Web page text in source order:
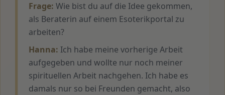
Frage: Wie bist du auf die Idee gekommen,
als Beraterin auf einem Esoterikportal zu
arbeiten?
Hanna: Ich habe meine vorherige Arbeit
aufgegeben und wollte nur noch meiner
spirituellen Arbeit nachgehen. Ich habe es
damals nur so bei Freunden gemacht, also